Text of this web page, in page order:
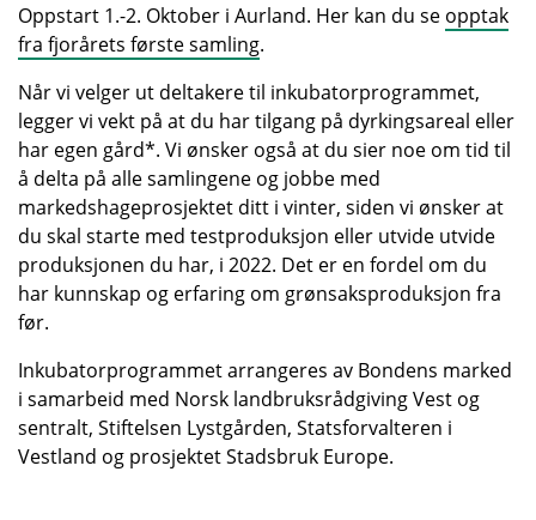
Oppstart 1.-2. Oktober i Aurland. Her kan du se opptak
fra fjorårets første samling.
Når vi velger ut deltakere til inkubatorprogrammet,
legger vi vekt på at du har tilgang på dyrkingsareal eller
har egen gård*. Vi ønsker også at du sier noe om tid til
å delta på alle samlingene og jobbe med
markedshageprosjektet ditt i vinter, siden vi ønsker at
du skal starte med testproduksjon eller utvide utvide
produksjonen du har, i 2022. Det er en fordel om du
har kunnskap og erfaring om grønsaksproduksjon fra
før.
Inkubatorprogrammet arrangeres av Bondens marked
i samarbeid med Norsk landbruksrådgiving Vest og
sentralt, Stiftelsen Lystgården, Statsforvalteren i
Vestland og prosjektet Stadsbruk Europe.